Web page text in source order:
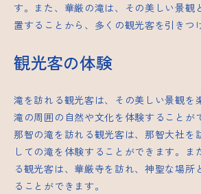
す。また、華厳の滝は、その美しい景観
置することから、多くの観光客を引きつ
観光客の体験
滝を訪れる観光客は、その美しい景観を
滝の周囲の自然や文化を体験することが
那智の滝を訪れる観光客は、那智大社を
しての滝を体験することができます。ま
る観光客は、華厳寺を訪れ、神聖な場所
ることができます。